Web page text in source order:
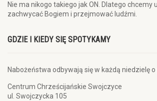
Nie ma nikogo takiego jak ON. Dlatego chcemy
zachwycać Bogiem i przejmować ludźmi.
GDZIE I KIEDY SIĘ SPOTYKAMY
Nabożeństwa odbywają się w każdą niedzielę o
Centrum Chrześcijańskie Swojczyce
ul. Swojczycka 105